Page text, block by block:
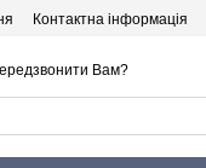
Контактна інформація
Вам?